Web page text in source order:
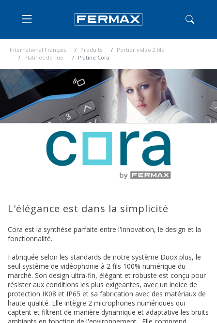
International Français Produits
Portier vidéo 2 fils
Platines de rue
Platine Cora
L'élégance est dans la simplicité
Cora est la synthèse parfaite entre l'innovation, le design et la
fonctionnalité.
Fabriquée selon les standards de notre système Duox plus, le
seul système de vidéophonie à 2 fils 100% numérique du
marché. Son design ultra-fin, élégant et robuste est conçu pour
résister aux conditions les plus exigeantes, avec un indice de
protection IK08 et IP65 et sa fabrication avec des matériaux de
haute qualité. Elle intègre 2 microphones numériques qui
captent et filtrent de manière dynamique et adaptative les bruits